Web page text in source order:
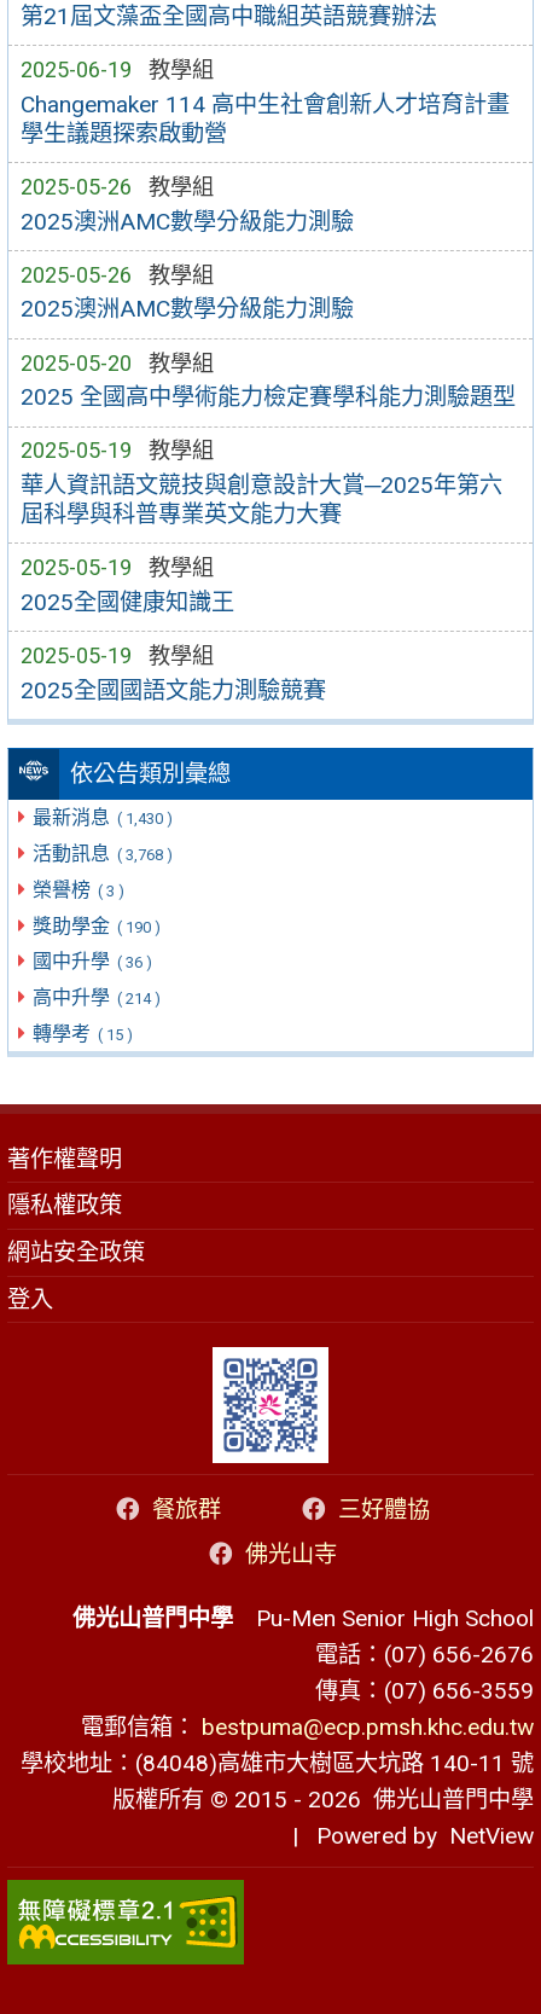
第21屆文藻盃全國高中職組英語競賽辦法
2025-06-19 教學組
Changemaker 114 高中生社會創新人才培育計畫
學生議題探索啟動營
2025-05-26 教學組
2025澳洲AMC數學分級能力測驗
2025-05-26 教學組
2025澳洲AMC數學分級能力測驗
2025-05-20 教學組
2025 全國高中學術能力檢定賽學科能力測驗題型
2025-05-19 教學組
華人資訊語文競技與創意設計大賞─2025年第六
屆科學與科普專業英文能力大賽
2025-05-19 教學組
2025全國健康知識王
2025-05-19 教學組
2025全國國語文能力測驗競賽
依公告類別彙總
最新消息 ( 1,430 )
活動訊息 ( 3,768 )
榮譽榜 ( 3 )
獎助學金 ( 190 )
國中升學 ( 36 )
高中升學 ( 214 )
轉學考 ( 15 )
著作權聲明
隱私權政策
網站安全政策
登入
餐旅群
三好體協
佛光山寺
佛光山普門中學 Pu-Men Senior High School
電話：(07) 656-2676
傳真：(07) 656-3559
電郵信箱： bestpuma@ecp.pmsh.khc.edu.tw
學校地址：(84048)高雄市大樹區大坑路 140-11 號
版權所有 © 2015 - 2026 佛光山普門中學
| Powered by NetView